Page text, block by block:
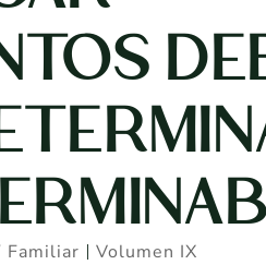
Familiar Volumen IX